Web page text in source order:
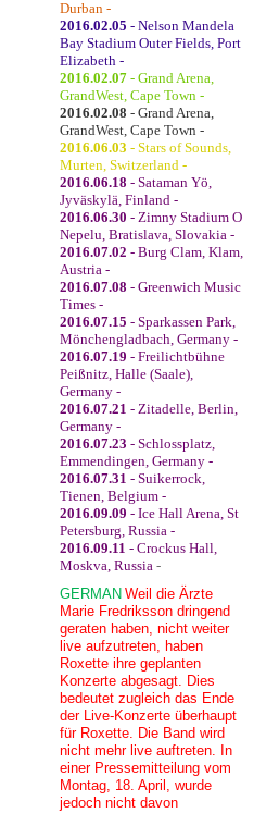
Durban -
2016.02.05 - Nelson Mandela
Bay Stadium Outer Fields, Port
Elizabeth -
2016.02.07 - Grand Arena,
GrandWest, Cape Town -
2016.02.08 - Grand Arena,
GrandWest, Cape Town -
2016.06.03 - Stars of Sounds,
Murten, Switzerland -
2016.06.18 - Sataman Yö,
Jyväskylä, Finland -
2016.06.30 - Zimny Stadium O
Nepelu, Bratislava, Slovakia -
2016.07.02 - Burg Clam, Klam,
Austria -
2016.07.08 - Greenwich Music
Times -
2016.07.15 - Sparkassen Park,
Mönchengladbach, Germany -
2016.07.19 - Freilichtbühne
Peißnitz, Halle (Saale),
Germany -
2016.07.21 - Zitadelle, Berlin,
Germany -
2016.07.23 - Schlossplatz,
Emmendingen, Germany -
2016.07.31 - Suikerrock,
Tienen, Belgium -
2016.09.09 - Ice Hall Arena, St
Petersburg, Russia -
2016.09.11 - Crockus Hall,
Moskva, Russia -
GERMAN Weil die Ärzte
Marie Fredriksson dringend
geraten haben, nicht weiter
live aufzutreten, haben
Roxette ihre geplanten
Konzerte abgesagt. Dies
bedeutet zugleich das Ende
der Live-Konzerte überhaupt
für Roxette. Die Band wird
nicht mehr live auftreten. In
einer Pressemitteilung vom
Montag, 18. April, wurde
jedoch nicht davon